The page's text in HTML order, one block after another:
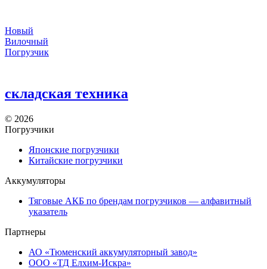
Новый
Вилочный
Погрузчик
складская техника
© 2026
Погрузчики
Японские погрузчики
Китайские погрузчики
Аккумуляторы
Тяговые АКБ по брендам погрузчиков — алфавитный
указатель
Партнеры
АО «Тюменский аккумуляторный завод»
ООО «ТД Елхим-Искра»